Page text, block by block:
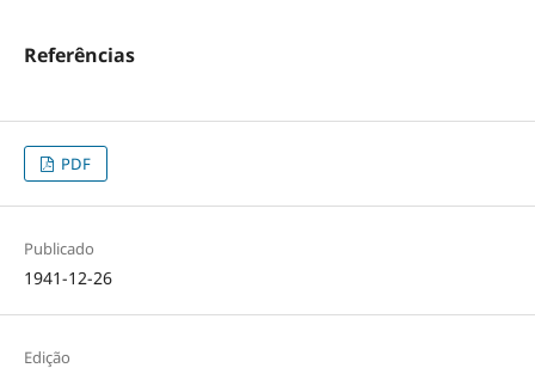
Referências
PDF
Publicado
1941-12-26
Edição